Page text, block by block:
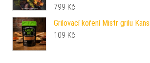
799 Kč
Grilovací koření Mistr grilu
109 Kč